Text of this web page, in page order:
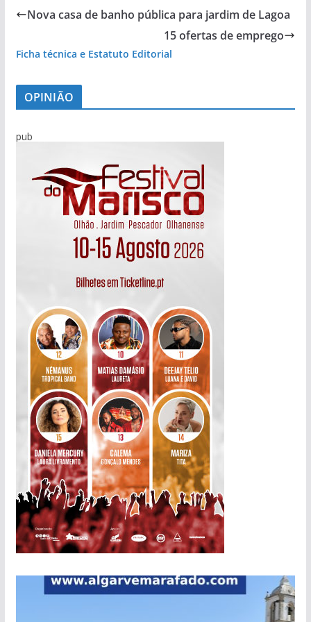
Nova casa de banho pública para jardim de Lagoa
15 ofertas de emprego
Ficha técnica e Estatuto Editorial
OPINIÃO
pub